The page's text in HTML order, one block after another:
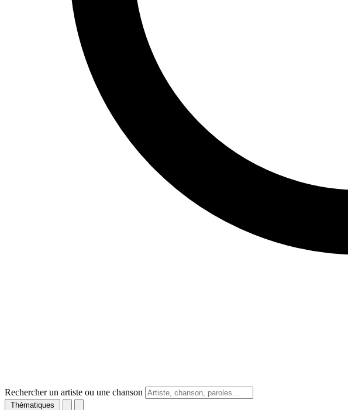
Rechercher un artiste ou une chanson
Thématiques